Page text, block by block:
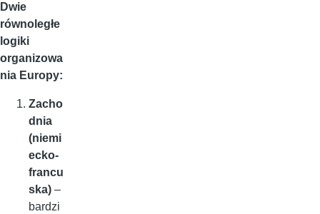
Dwie
równoległe
logiki
organizowa
nia Europy:
Zacho
dnia
(niemi
ecko-
francu
ska) –
bardzi